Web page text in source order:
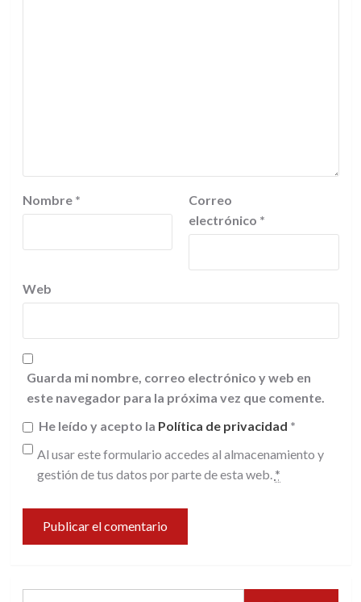
Nombre *
Correo
electrónico *
Web
Guarda mi nombre, correo electrónico y web en
este navegador para la próxima vez que comente.
He leído y acepto la Política de privacidad *
Al usar este formulario accedes al almacenamiento y
gestión de tus datos por parte de esta web. *